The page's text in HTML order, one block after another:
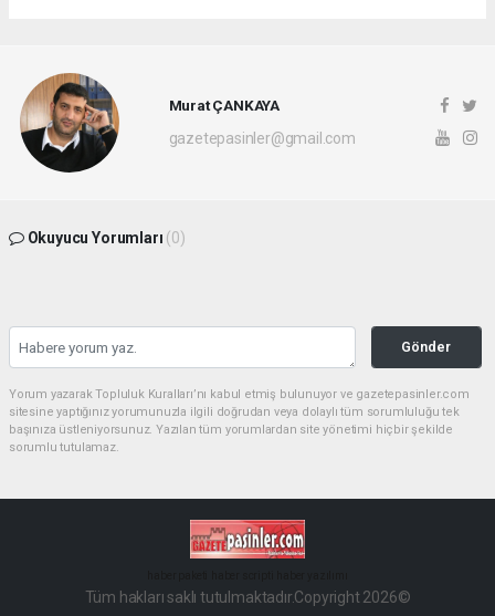
Murat ÇANKAYA
gazetepasinler@gmail.com
Okuyucu Yorumları (0)
Gönder
Yorum yazarak Topluluk Kuralları’nı kabul etmiş bulunuyor ve gazetepasinler.com
sitesine yaptığınız yorumunuzla ilgili doğrudan veya dolaylı tüm sorumluluğu tek
başınıza üstleniyorsunuz. Yazılan tüm yorumlardan site yönetimi hiçbir şekilde
sorumlu tutulamaz.
Tüm hakları saklı tutulmaktadır.Copyright 2026©